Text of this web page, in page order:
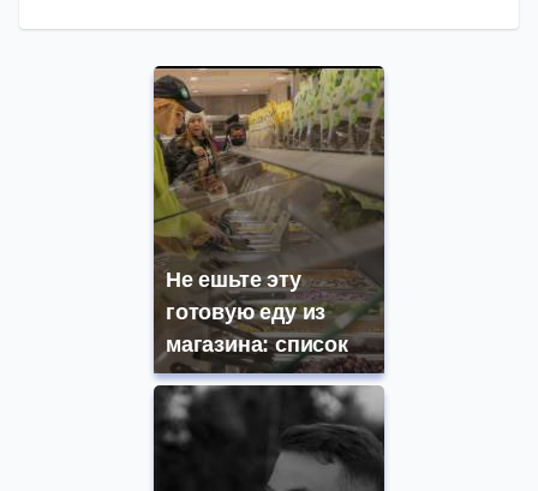
Не ешьте эту
готовую еду из
магазина: список